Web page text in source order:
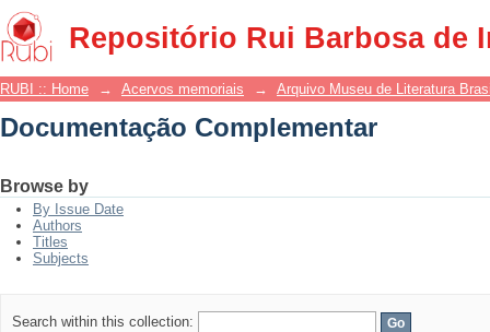
Repositório Rui Barbosa de
Documentação Complementar
RUBI :: Home → Acervos memoriais → Arquivo Museu de Literatura
Documentação Complementar
Browse by
By Issue Date
Authors
Titles
Subjects
Search within this collection: